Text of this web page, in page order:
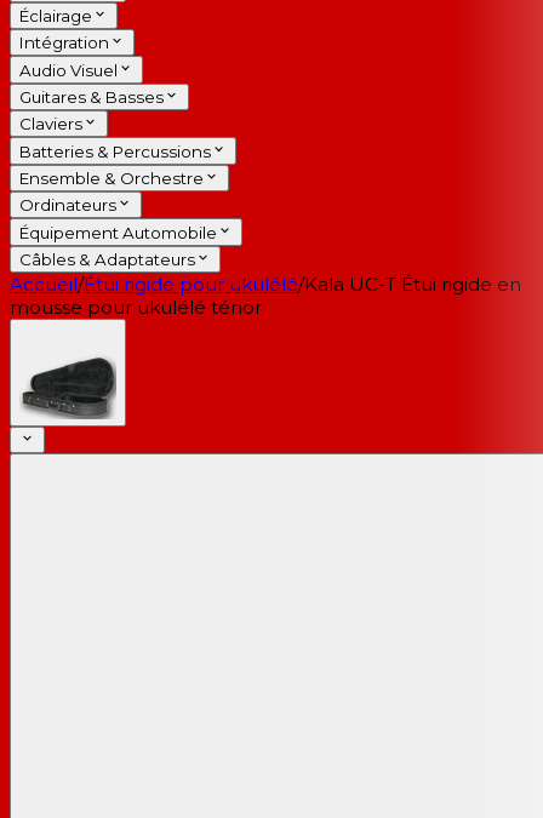
Éclairage
Intégration
Audio Visuel
Guitares & Basses
Claviers
Batteries & Percussions
Ensemble & Orchestre
Ordinateurs
Équipement Automobile
Câbles & Adaptateurs
Accueil/Étui rigide pour ukulélé/Kala UC-T Étui rigide en
mousse pour ukulélé ténor